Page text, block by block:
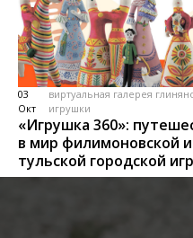
03
Окт
виртуальная галерея
игрушки
«Игрушка 360»:
в мир филимоновской и
тульской городской